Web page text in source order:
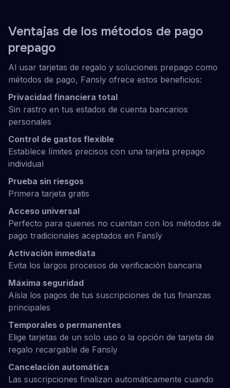
Ventajas de los métodos de pago
prepago
Al usar tarjetas de regalo y soluciones prepago como
métodos de pago, Fansly ofrece estos beneficios:
Privacidad financiera total
Sin rastro en tus estados de cuenta bancarios
personales
Control de gastos flexible
Establece límites precisos con una tarjeta prepago
individual
Prueba sin riesgos
Primera tarjeta gratis
Acceso universal
Perfecto para quienes no cuentan con los métodos de
pago tradicionales aceptados en Fansly
Activación inmediata
Evita los largos procesos de verificación bancaria
Máxima seguridad
Aísla los pagos de tus suscripciones de tus finanzas
principales
Temporales o permanentes
Elige tarjetas de un solo uso o la opción de tarjeta de
regalo recargable de Fansly
Cancelación automática
Las suscripciones finalizan automáticamente cuando